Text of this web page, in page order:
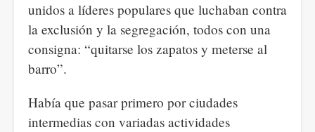
unidos a líderes populares que luchaban contra
la exclusión y la segregación, todos con una
consigna: “quitarse los zapatos y meterse al
barro”.
Había que pasar primero por ciudades
intermedias con variadas actividades